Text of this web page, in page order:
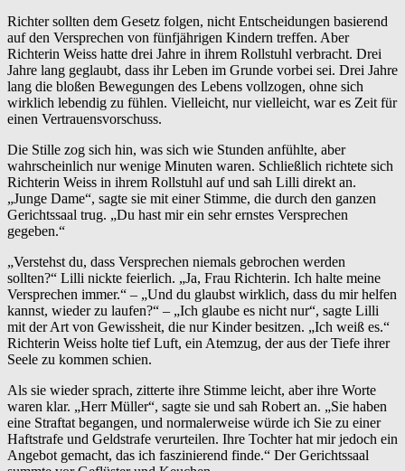
Richter sollten dem Gesetz folgen, nicht Entscheidungen basierend
auf den Versprechen von fünfjährigen Kindern treffen. Aber
Richterin Weiss hatte drei Jahre in ihrem Rollstuhl verbracht. Drei
Jahre lang geglaubt, dass ihr Leben im Grunde vorbei sei. Drei Jahre
lang die bloßen Bewegungen des Lebens vollzogen, ohne sich
wirklich lebendig zu fühlen. Vielleicht, nur vielleicht, war es Zeit für
einen Vertrauensvorschuss.
Die Stille zog sich hin, was sich wie Stunden anfühlte, aber
wahrscheinlich nur wenige Minuten waren. Schließlich richtete sich
Richterin Weiss in ihrem Rollstuhl auf und sah Lilli direkt an.
„Junge Dame“, sagte sie mit einer Stimme, die durch den ganzen
Gerichtssaal trug. „Du hast mir ein sehr ernstes Versprechen
gegeben.“
„Verstehst du, dass Versprechen niemals gebrochen werden
sollten?“ Lilli nickte feierlich. „Ja, Frau Richterin. Ich halte meine
Versprechen immer.“ – „Und du glaubst wirklich, dass du mir helfen
kannst, wieder zu laufen?“ – „Ich glaube es nicht nur“, sagte Lilli
mit der Art von Gewissheit, die nur Kinder besitzen. „Ich weiß es.“
Richterin Weiss holte tief Luft, ein Atemzug, der aus der Tiefe ihrer
Seele zu kommen schien.
Als sie wieder sprach, zitterte ihre Stimme leicht, aber ihre Worte
waren klar. „Herr Müller“, sagte sie und sah Robert an. „Sie haben
eine Straftat begangen, und normalerweise würde ich Sie zu einer
Haftstrafe und Geldstrafe verurteilen. Ihre Tochter hat mir jedoch ein
Angebot gemacht, das ich faszinierend finde.“ Der Gerichtssaal